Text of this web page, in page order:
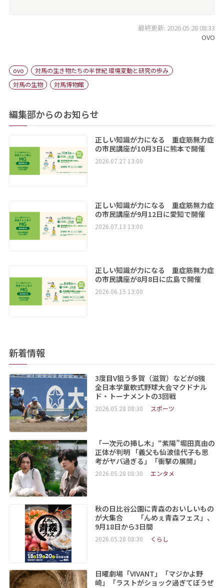
最終更新: 2026.05.28 08:33
OVO
ovo
対馬の生き物たちの半世紀 環境変動と研究の歩み
対馬の生物
対馬博物館
編集部からのお知らせ
正しい知識が力になる 重症筋無力症
の市民講座が10月3日に熊本で開催
2026.07.27 13:00
正しい知識が力になる 重症筋無力症
の市民講座が9月12日に愛知で開催
2026.07.13 13:00
正しい知識が力になる 重症筋無力症
の市民講座が8月8日に広島で開催
2026.06.15 13:00
新着情報
3度目V狙う多賀（滋賀）などが8強
全日本学童軟式野球大会マクドナル
ド・トーナメントの3回戦
2026.05.28 08:30 スポーツ
「一次元の挿し木」“紫陽”堀田真由の
正体が判明 「義父も仙波佳代子も思
考がヤバ過ぎる」「衝撃の展開」
2026.05.28 08:30 エンタメ
秋の日比谷公園に青森のおいしいもの
が大集合 「んめぇ青森フェス」、
9月18日から3日間
2026.05.28 08:30 くらし
日曜劇場「VIVANT」「マジかよ野
崎」「ラストがショック過ぎてぼうぜ